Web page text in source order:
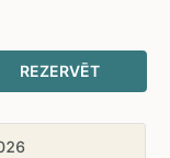
REZERVĒT